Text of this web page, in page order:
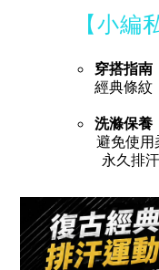
【小編
穿搭指南
經典條紋
洗滌保養
避免使
永久排